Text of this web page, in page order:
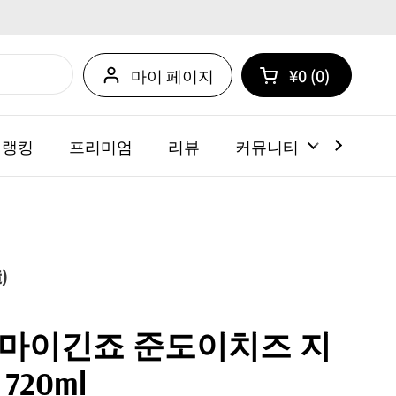
마이 페이지 카트 열기
쇼핑 카트 총계:
¥0 0
카트 내에 제품
킹 프리미엄 리뷰 커뮤니티
이긴죠 준도이치즈 지